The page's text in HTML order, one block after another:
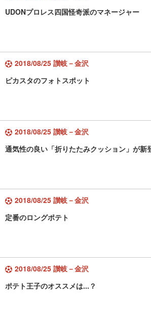
UDONプロレス四国怪奇派のマネージャー
2018/08/25 讃岐－金沢
ピカスタのフォトスポット
2018/08/25 讃岐－金沢
通気性の良い「折りたたみクッション」が新
2018/08/25 讃岐－金沢
定番のロングポテト
2018/08/25 讃岐－金沢
ポテト王子のオススメは...？